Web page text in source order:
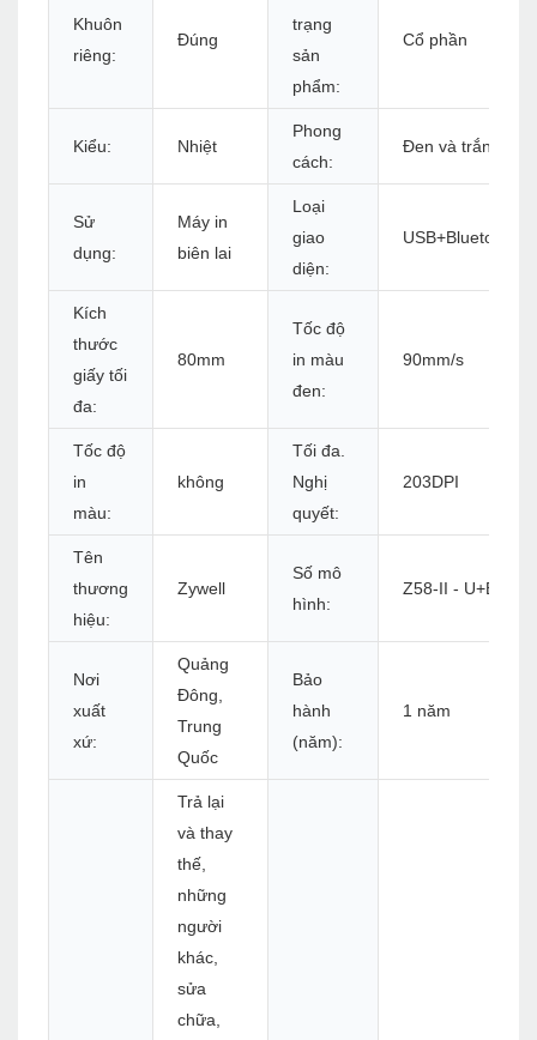
Khuôn
riêng:
Đúng
trạng
sản
phẩm:
Cổ phần
Kiểu: Nhiệt
Phong
cách:
Đen và trắng
Sử
dụng:
Máy in
biên lai
Loại
giao
diện:
USB+Bluetooth
Kích
thước
giấy tối
đa:
80mm
Tốc độ
in màu
đen:
90mm/s
Tốc độ
in
màu:
không
Tối đa.
Nghị
quyết:
203DPI
Tên
thương
hiệu:
Zywell
Số mô
hình:
Z58-II - U+B
Nơi
xuất
xứ:
Quảng
Đông,
Trung
Quốc
Bảo
hành
(năm):
1 năm
Trả lại
và thay
thế,
những
người
khác,
sửa
chữa,